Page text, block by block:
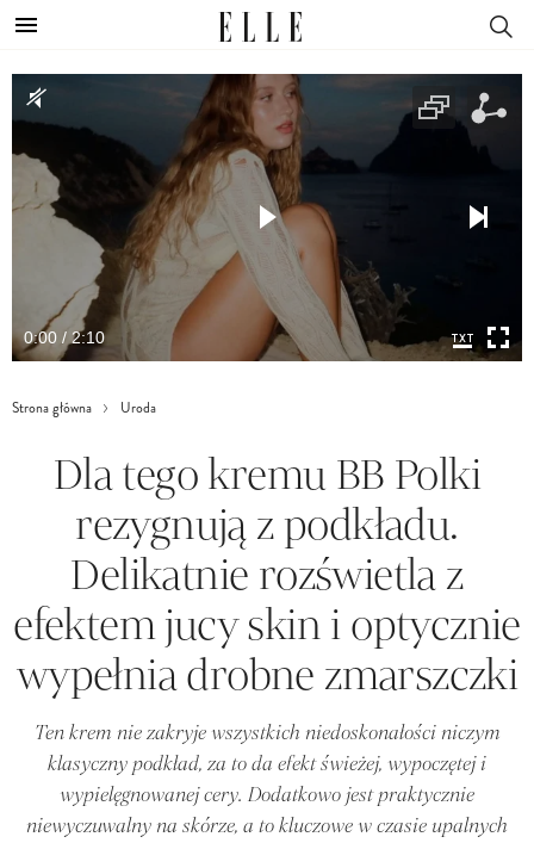
0:00 / 2:10
Strona główna Uroda
Dla tego kremu BB Polki
rezygnują z podkładu.
Delikatnie rozświetla z
efektem jucy skin i optycznie
wypełnia drobne zmarszczki
Ten krem nie zakryje wszystkich niedoskonałości niczym
klasyczny podkład, za to da efekt świeżej, wypoczętej i
wypielęgnowanej cery. Dodatkowo jest praktycznie
niewyczuwalny na skórze, a to kluczowe w czasie upalnych